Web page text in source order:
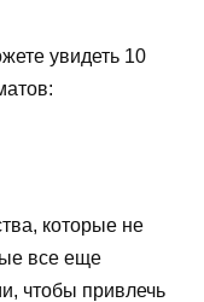
увидеть 10
которые не
все еще
чтобы привлечь